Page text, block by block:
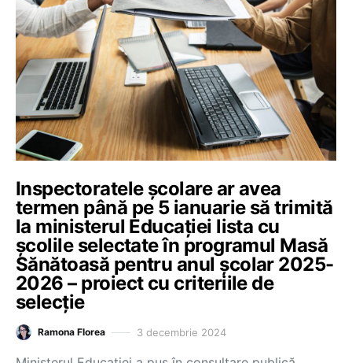
Inspectoratele școlare ar avea
termen până pe 5 ianuarie să trimită
la ministerul Educației lista cu
școlile selectate în programul Masă
Sănătoasă pentru anul școlar 2025-
2026 – proiect cu criteriile de
selecție
Ramona Florea 3 decembrie 2024